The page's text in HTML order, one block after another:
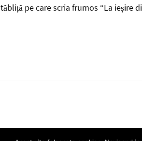
tăbliță pe care scria frumos “La ieșire